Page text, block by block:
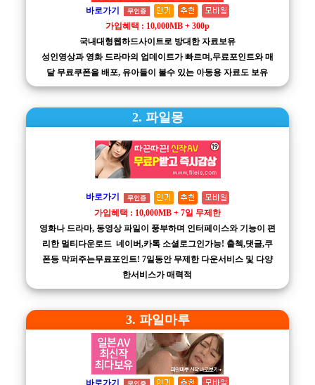
바로가기 무인증
가입혜택 : 10,000MB + 300p
국내대형웹하드사이트로 방대한 자료보유
성인영상과 영화 드라마의 업데이트가 빠르며,무료포인트와 매
달 무료쿠폰을 배포, 유아들이 볼수 있는 아동용 자료도 보유
2. 파일몽
바로가기 무인증
가입혜택 : 10,000MB + 7일 무제한
영화나 드라마, 동영상 파일이 풍부하며 인터페이스와 기능이 편
리한 멀티다운로드 네이버,카톡 소셜로그인가능! 출첵,댓글,쿠
폰등 막퍼주는무료포인트! 7일동안 무제한 다운서비스 및 다양
한서비스가 매력적
3. 파일마루
바로가기 무인증